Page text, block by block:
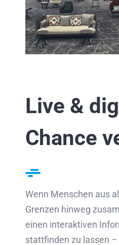
Live &
Chance
Wenn Menschen aus
Grenzen hinweg
einen interaktiven
stattfinden zu lassen